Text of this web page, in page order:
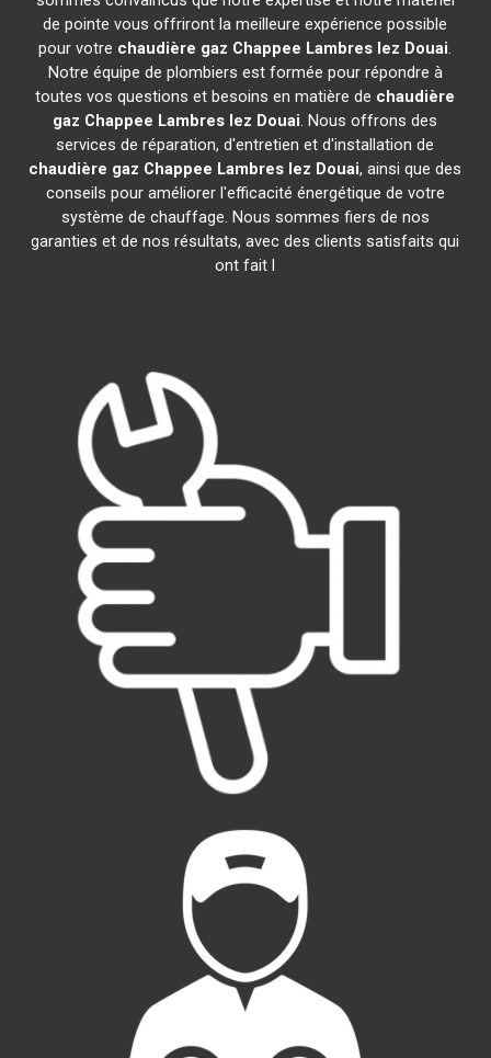
de pointe vous offriront la meilleure expérience possible
pour votre chaudière gaz Chappee Lambres lez Douai.
Notre équipe de plombiers est formée pour répondre à
toutes vos questions et besoins en matière de chaudière
gaz Chappee Lambres lez Douai. Nous offrons des
services de réparation, d'entretien et d'installation de
chaudière gaz Chappee Lambres lez Douai, ainsi que des
conseils pour améliorer l'efficacité énergétique de votre
système de chauffage. Nous sommes fiers de nos
garanties et de nos résultats, avec des clients satisfaits qui
ont fait l